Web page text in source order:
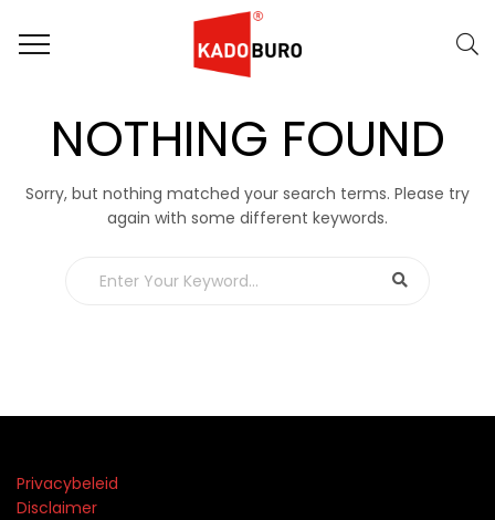
NOTHING FOUND
Sorry, but nothing matched your search terms. Please try
again with some different keywords.
Privacybeleid
Disclaimer